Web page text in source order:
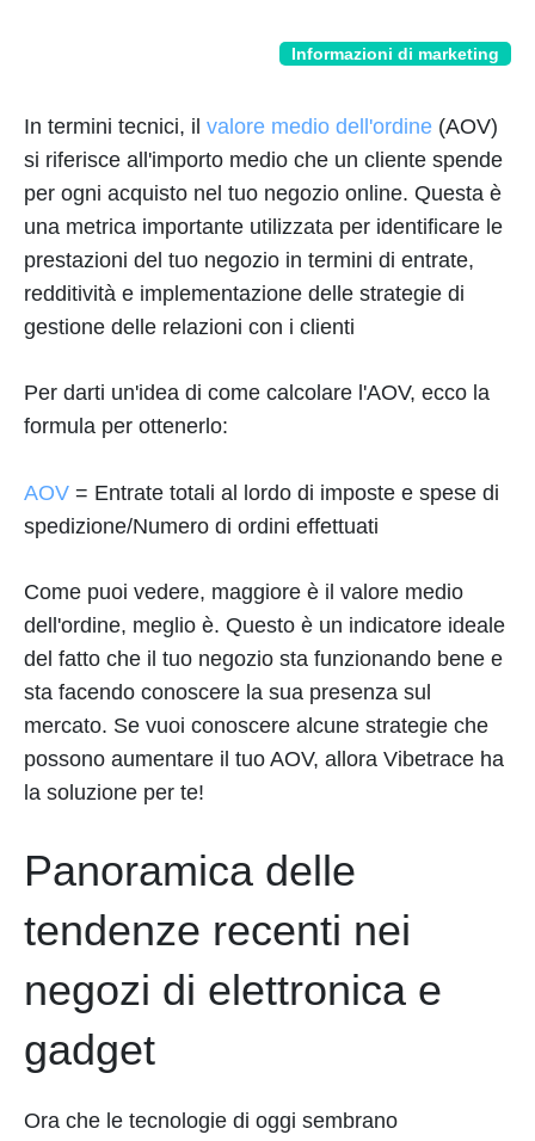
Informazioni di marketing
In termini tecnici, il valore medio dell'ordine (AOV)
si riferisce all'importo medio che un cliente spende
per ogni acquisto nel tuo negozio online. Questa è
una metrica importante utilizzata per identificare le
prestazioni del tuo negozio in termini di entrate,
redditività e implementazione delle strategie di
gestione delle relazioni con i clienti
Per darti un'idea di come calcolare l'AOV, ecco la
formula per ottenerlo:
AOV = Entrate totali al lordo di imposte e spese di
spedizione/Numero di ordini effettuati
Come puoi vedere, maggiore è il valore medio
dell'ordine, meglio è. Questo è un indicatore ideale
del fatto che il tuo negozio sta funzionando bene e
sta facendo conoscere la sua presenza sul
mercato. Se vuoi conoscere alcune strategie che
possono aumentare il tuo AOV, allora Vibetrace ha
la soluzione per te!
Panoramica delle
tendenze recenti nei
negozi di elettronica e
gadget
Ora che le tecnologie di oggi sembrano